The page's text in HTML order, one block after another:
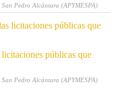
Pedro Alcántara (APYMESPA)
públicas que
Pedro Alcántara (APYMESPA)